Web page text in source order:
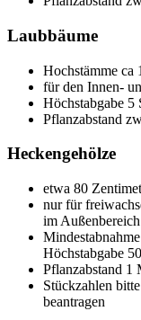
Laubbäume
Hochstämme ca
für den Innen-
Höchstabgabe 5
Pflanzabstand
Heckengehölze
etwa 80
nur für
im
Höchstabgabe
Pflanzabstand 1
Stückzahlen
beantragen